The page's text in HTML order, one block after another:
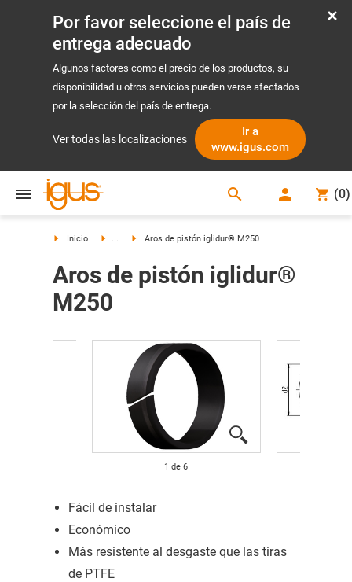
Por favor seleccione el país de
entrega adecuado
Algunos factores como el precio de los productos, su
disponibilidad u otros servicios pueden verse afectados
por la selección del país de entrega.
Ver todas las localizaciones
Ir a
www.igus.com
search (0)
Inicio ... Aros de pistón iglidur® M250
Aros de pistón iglidur®
M250
1 de 6
Fácil de instalar
Económico
Más resistente al desgaste que las tiras
de PTFE